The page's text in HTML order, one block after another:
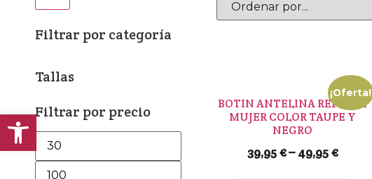
Filtrar por categoría
Tallas
Filtrar por precio
¡Oferta!
BOTIN ANTELINA REFRESH
MUJER COLOR TAUPE Y
NEGRO
39,95€–49,95€
Abrir barra de herramientas